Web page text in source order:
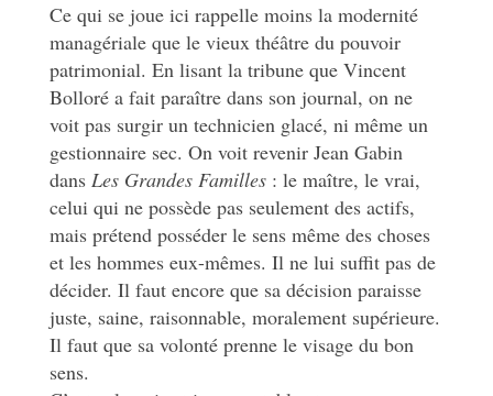
Ce qui se joue ici rappelle moins la modernité
managériale que le vieux théâtre du pouvoir
patrimonial. En lisant la tribune que Vincent
Bolloré a fait paraître dans son journal, on ne
voit pas surgir un technicien glacé, ni même un
gestionnaire sec. On voit revenir Jean Gabin
dans Les Grandes Familles: le maître, le vrai,
celui qui ne possède pas seulement des actifs,
mais prétend posséder le sens même des choses
et les hommes eux-mêmes. Il ne lui suffit pas de
décider. Il faut encore que sa décision paraisse
juste, saine, raisonnable, moralement supérieure.
Il faut que sa volonté prenne le visage du bon
sens.